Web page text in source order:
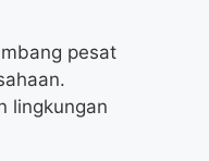
pesat
lingkungan